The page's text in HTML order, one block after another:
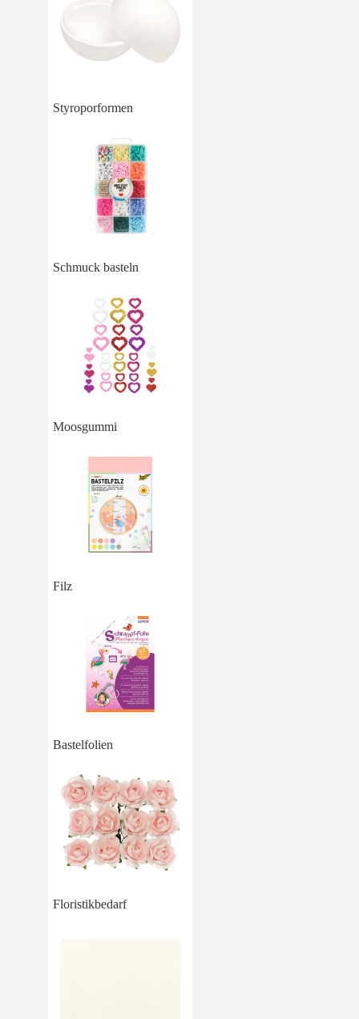
Styroporformen
Schmuck basteln
Moosgummi
Filz
Bastelfolien
Floristikbedarf